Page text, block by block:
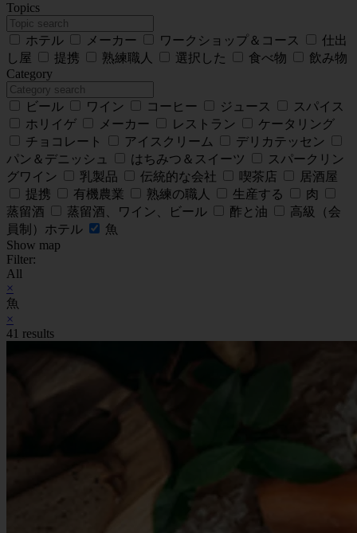
Topics
ホテル メーカー ワークショップ＆コース
仕出
し屋
提携 熟練職人 選択した 食べ物
飲み物
Category
ビール ワイン コーヒー ジュース
スパイス
ホリイゲ
メーカー レストラン
ケータリング
チョコレート
アイスクリーム
デリカテッセン
パン＆デニッシュ
はちみつ＆スイーツ
スパークリン
グワイン
乳製品 伝統的な会社 喫茶店
居酒屋
提携
有機農業 熟練の職人 生産する
肉
蒸留酒
蒸留酒、ワイン、ビール 酢と油
高級（会
員制）ホテル
魚
Show map
Filter:
All
×
魚
×
41 results